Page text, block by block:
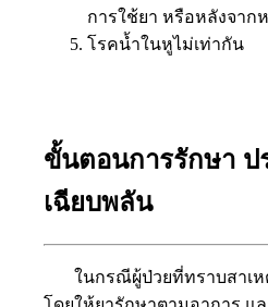
การใช้ยา หรือหลังจาก
โรคน้ำในหูไม่เท่ากัน
ขั้นตอนการรักษา ป
เฉียบพลัน
ในกรณีผู้ป่วยที่ทราบสาเ